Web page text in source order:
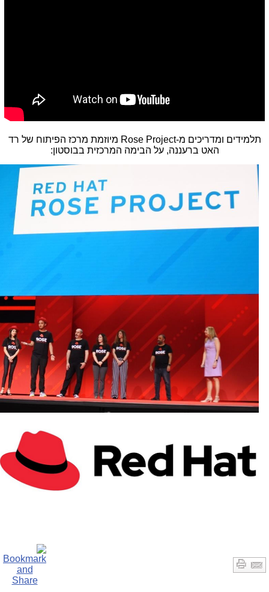
תלמידים ומדריכים מ-Rose Project מיוזמת מרכז הפיתוח של רד
האט ברעננה, על הבימה המרכזית בבוסטון: